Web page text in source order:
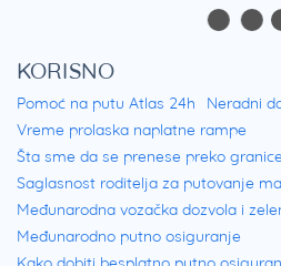
KORISNO
Pomoć na putu Atlas 24h Neradni
Vreme prolaska naplatne rampe
Šta sme da se prenese preko granice
Saglasnost roditelja za putovanje
Međunarodna vozačka dozvola i
Međunarodno putno osiguranje